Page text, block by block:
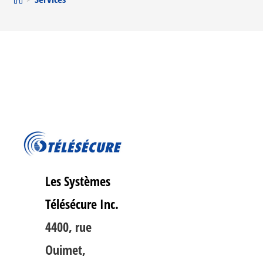
Les Systèmes
Télésécure Inc.
4400, rue
Ouimet,